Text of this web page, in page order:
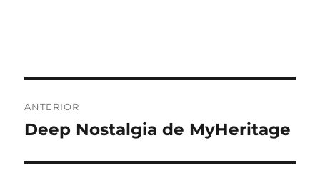
de
ANTERIOR
Entrada
Deep Nostalgia de MyHeritage